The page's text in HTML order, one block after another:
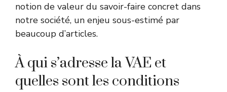
notion de valeur du savoir-faire concret dans
notre société, un enjeu sous-estimé par
beaucoup d’articles.
À qui s’adresse la VAE et
quelles sont les conditions